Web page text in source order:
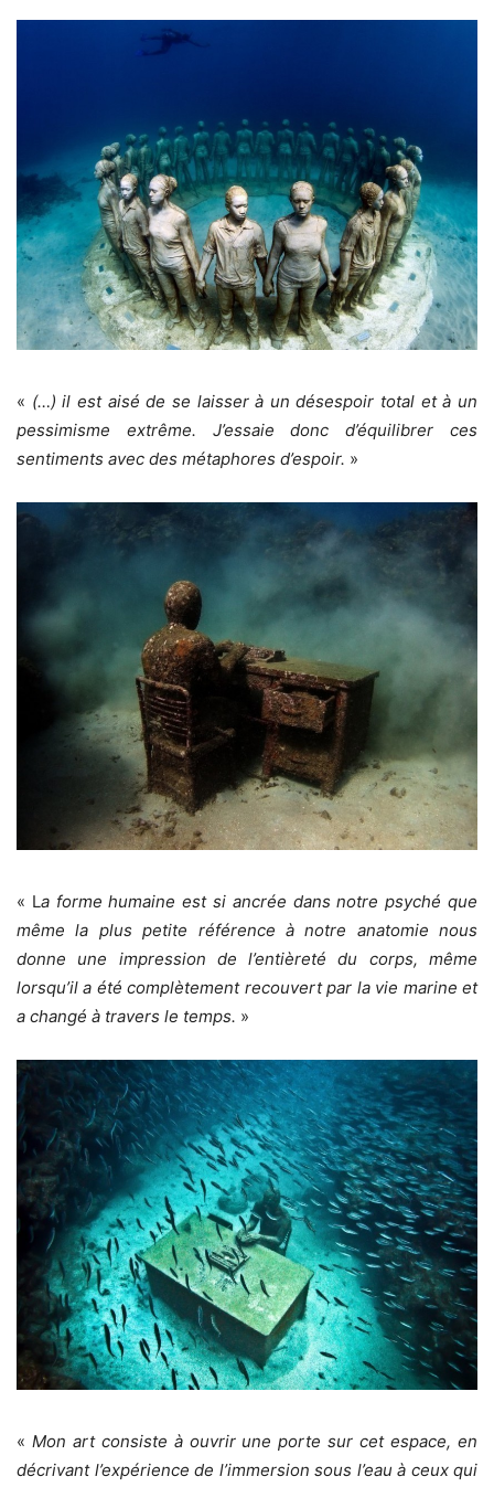
« (…) il est aisé de se laisser à un désespoir total et à un
pessimisme extrême. J’essaie donc d’équilibrer ces
sentiments avec des métaphores d’espoir. »
« La forme humaine est si ancrée dans notre psyché que
même la plus petite référence à notre anatomie nous
donne une impression de l’entièreté du corps, même
lorsqu’il a été complètement recouvert par la vie marine et
a changé à travers le temps. »
« Mon art consiste à ouvrir une porte sur cet espace, en
décrivant l’expérience de l’immersion sous l’eau à ceux qui